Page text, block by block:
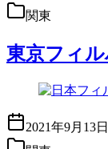
関東
東京フィ
2021年9月13